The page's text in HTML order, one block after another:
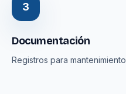
3
Documentación
Registros para